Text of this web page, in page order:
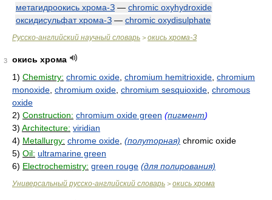
метагидроокись хрома-З — chromic oxyhydroxide
оксидисульфат хрома-З — chromic oxydisulphate
Русско-английский научный словарь > окись хрома-З
3
окись хрома
1) Chemistry: chromic oxide chromium hemitrioxide chromium
monoxide chromium oxide chromium sesquioxide chromous
oxide
2) Construction: chromium oxide green (пигмент)
3) Architecture: viridian
4) Metallurgy: chrome oxide (полуторная) chromic oxide
5) Oil: ultramarine green
6) Electrochemistry: green rouge (для полирования)
Универсальный русско-английский словарь > окись хрома